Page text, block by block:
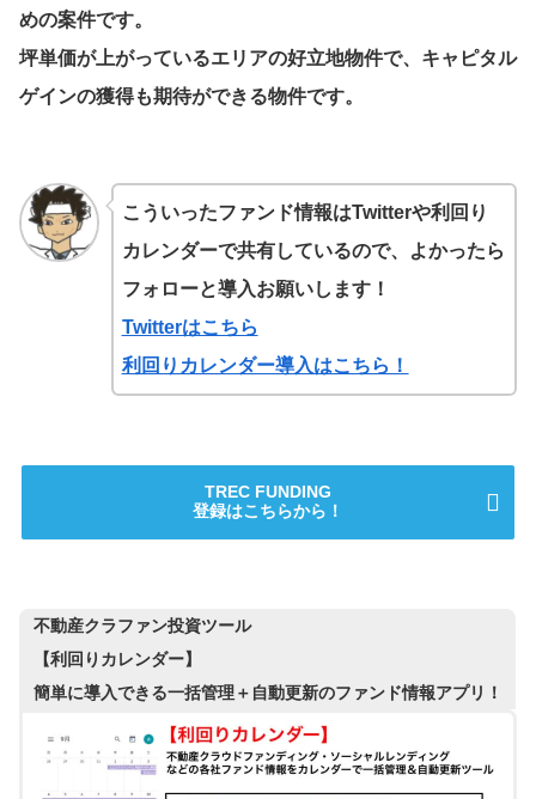
めの案件です。
坪単価が上がっているエリアの好立地物件で、キャピタル
ゲインの獲得も期待ができる物件です。
こういったファンド情報はTwitterや利回り
カレンダーで共有しているので、よかったら
フォローと導入お願いします！
Twitterはこちら
利回りカレンダー導入はこちら！
TREC FUNDING
登録はこちらから！
不動産クラファン投資ツール
【利回りカレンダー】
簡単に導入できる一括管理＋自動更新のファンド情報アプリ！